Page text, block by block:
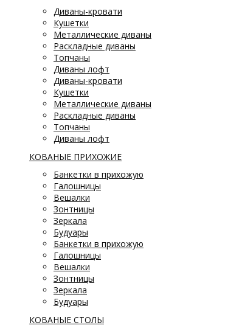
Диваны-кровати
Кушетки
Металлические диваны
Раскладные диваны
Топчаны
Диваны лофт
Диваны-кровати
Кушетки
Металлические диваны
Раскладные диваны
Топчаны
Диваны лофт
КОВАНЫЕ ПРИХОЖИЕ
Банкетки в прихожую
Галошницы
Вешалки
Зонтницы
Зеркала
Будуары
Банкетки в прихожую
Галошницы
Вешалки
Зонтницы
Зеркала
Будуары
КОВАНЫЕ СТОЛЫ